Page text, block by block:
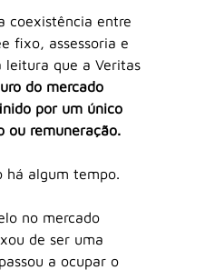
coexistência entre
fixo, assessoria e
leitura que a Veritas
do mercado
por um único
ou remuneração.
há algum tempo.
no mercado
de ser uma
a ocupar o